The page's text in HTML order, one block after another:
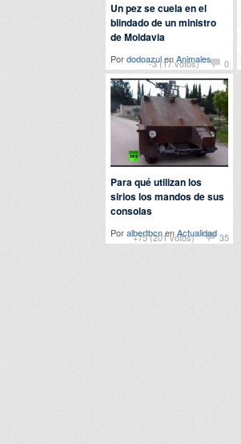
-3 (17 votos) 0
Un pez se cuela en el
blindado de un ministro
de Moldavia
PordodoazulenAnimales
+75 (201 votos) 35
Para qué utilizan los
sirios los mandos de sus
consolas
PoralbertbcnenActualidad